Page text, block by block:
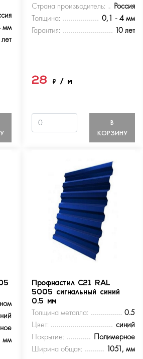
мм
Страна производитель:
Россия
Толщина:
0,1 - 4 мм
Гарантия:
10 лет
28₽/ м
В
КОРЗИНУ
мм
Профнастил С21 RAL
5005 сигнальный синий
0.5 мм
Толщина металла:
0.5
Цвет:
синий
Покрытие:
Полимерное
Ширина общая:
1051, мм